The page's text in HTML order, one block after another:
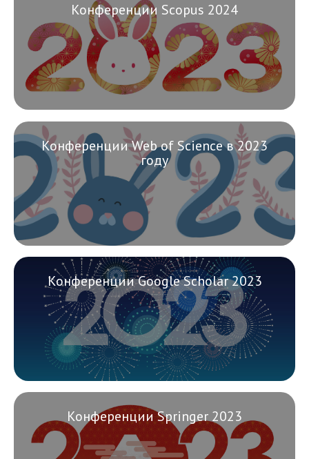
Конференции Scopus 2024
Конференции Web of Science в 2023
году
Конференции Google Scholar 2023
Конференции Springer 2023